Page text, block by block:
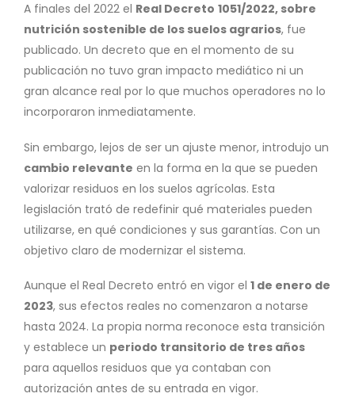
A finales del 2022 el Real Decreto 1051/2022, sobre
nutrición sostenible de los suelos agrarios, fue
publicado. Un decreto que en el momento de su
publicación no tuvo gran impacto mediático ni un
gran alcance real por lo que muchos operadores no lo
incorporaron inmediatamente.
Sin embargo, lejos de ser un ajuste menor, introdujo un
cambio relevante en la forma en la que se pueden
valorizar residuos en los suelos agrícolas. Esta
legislación trató de redefinir qué materiales pueden
utilizarse, en qué condiciones y sus garantías. Con un
objetivo claro de modernizar el sistema.
Aunque el Real Decreto entró en vigor el 1 de enero de
2023, sus efectos reales no comenzaron a notarse
hasta 2024. La propia norma reconoce esta transición
y establece un periodo transitorio de tres años
para aquellos residuos que ya contaban con
autorización antes de su entrada en vigor.